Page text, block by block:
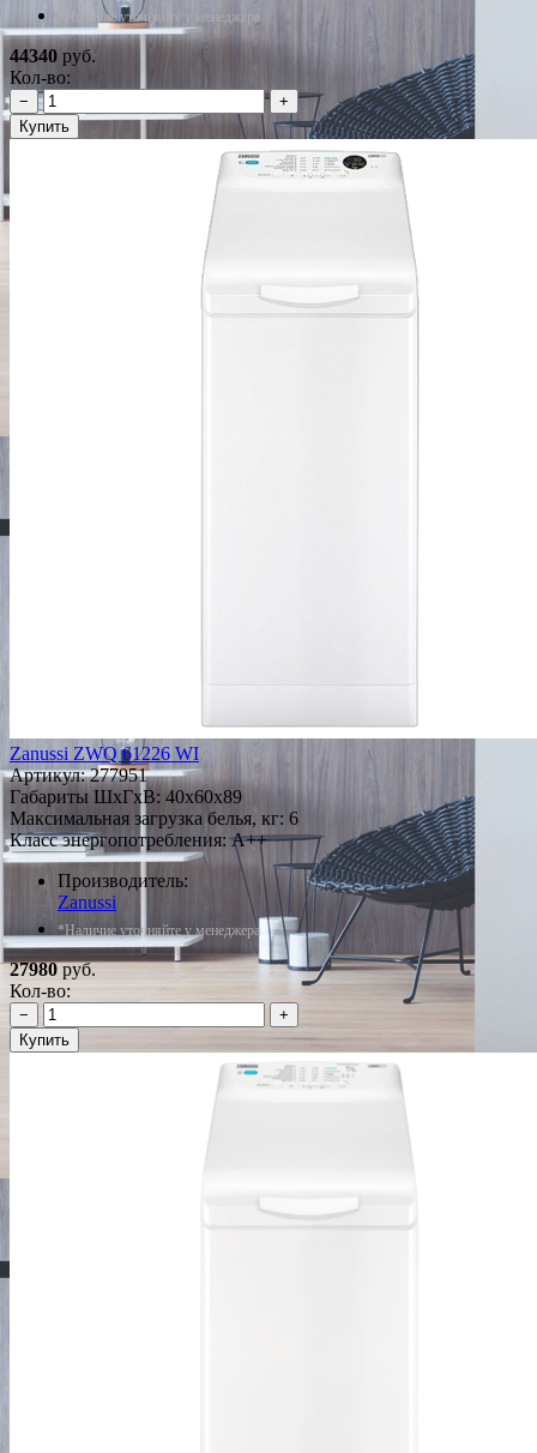
*Наличие уточняйте у менеджера
44340 руб.
Кол-во:
−
+
Купить
Zanussi ZWQ 61226 WI
Артикул:277951
Габариты ШxГxВ: 40x60x89
Максимальная загрузка белья, кг: 6
Класс энергопотребления: A++
Производитель:
Zanussi
*Наличие уточняйте у менеджера
27980руб.
Кол-во:
−
+
Купить